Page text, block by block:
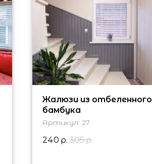
Жалюзи из отбеленного
бамбука
Артикул: 27
240 р. 305 р.